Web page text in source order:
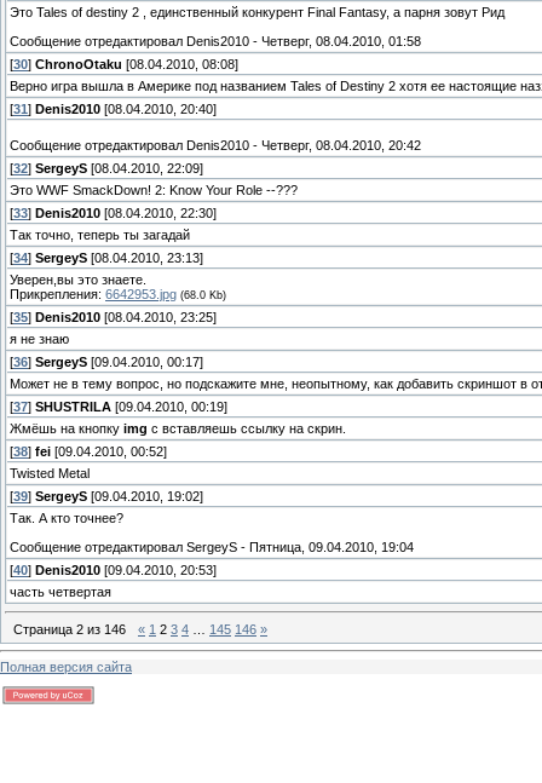
Это Tales of destiny 2 , единственный конкурент Final Fantasy, а парня зовут Рид
Сообщение отредактировал Denis2010 - Четверг, 08.04.2010, 01:58
[30] ChronoOtaku [08.04.2010, 08:08]
Верно игра вышла в Америке под названием Tales of Destiny 2 хотя ее настоящие
[31 ] Denis2010 [08.04.2010, 20:40]
Сообщение отредактировал Denis2010 - Четверг, 08.04.2010, 20:42
[32] SergeyS [08.04.2010, 22:09]
Это WWF SmackDown! 2: Know Your Role --???
[33] Denis2010 [08.04.2010, 22:30]
Так точно, теперь ты загадай
[34] SergeyS [08.04.2010, 23:13]
Уверен,вы это знаете.
Прикрепления: 6642953.jpg (68.0 Kb)
[35] Denis2010 [08.04.2010, 23:25]
я не знаю
[36] SergeyS [09.04.2010, 00:17]
Может не в тему вопрос, но подскажите мне, неопытному, как добавить скриншот в
[37] SHUSTRILA [09.04.2010, 00:19]
Жмёшь на кнопку img с вставляешь ссылку на скрин.
[38] fei [09.04.2010, 00:52]
Twisted Metal
[39] SergeyS [09.04.2010, 19:02]
Так. А кто точнее?
Сообщение отредактировал SergeyS - Пятница, 09.04.2010, 19:04
[40] Denis2010 [09.04.2010, 20:53]
часть четвертая
Страница 2 из 146 « 1 2 3 4 145 146 »
Полная версия сайта